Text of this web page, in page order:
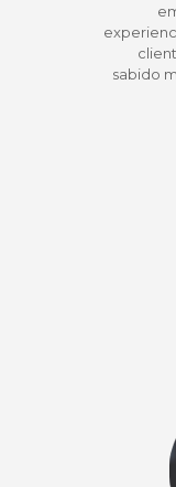
sabido